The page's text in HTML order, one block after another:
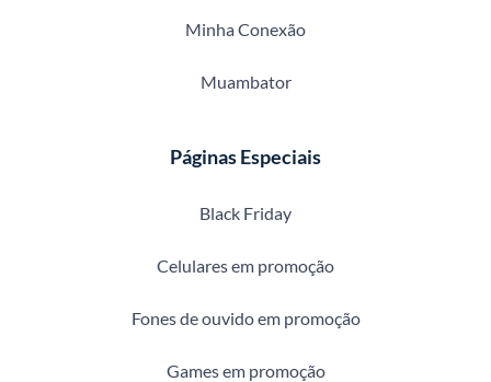
Minha Conexão
Muambator
Páginas Especiais
Black Friday
Celulares em promoção
Fones de ouvido em promoção
Games em promoção